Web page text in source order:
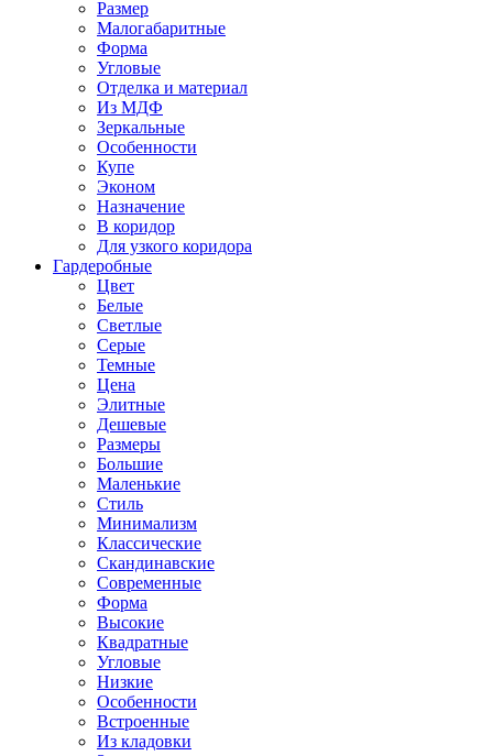
Размер
Малогабаритные
Форма
Угловые
Отделка и материал
Из МДФ
Зеркальные
Особенности
Купе
Эконом
Назначение
В коридор
Для узкого коридора
Гардеробные
Цвет
Белые
Светлые
Серые
Темные
Цена
Элитные
Дешевые
Размеры
Большие
Маленькие
Стиль
Минимализм
Классические
Скандинавские
Современные
Форма
Высокие
Квадратные
Угловые
Низкие
Особенности
Встроенные
Из кладовки